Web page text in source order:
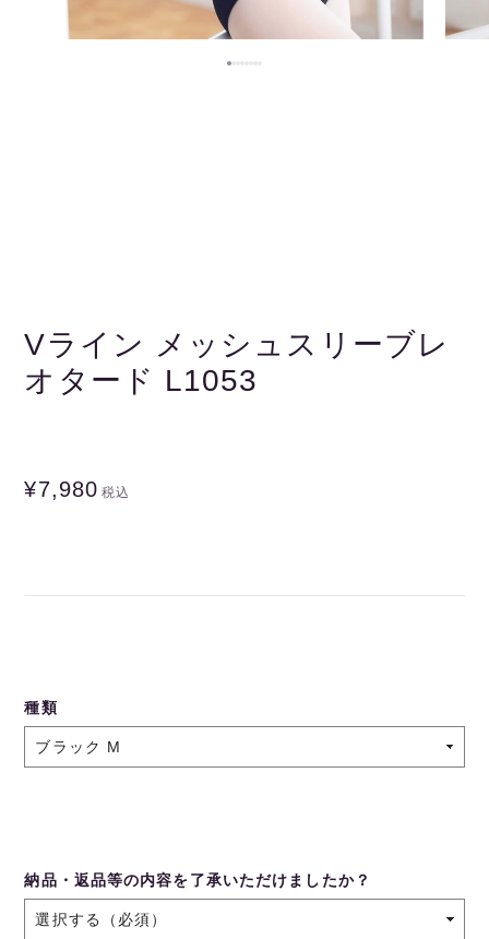
Vライン メッシュスリーブレ
オタード L1053
¥7,980 税込
種類
納品・返品等の内容を了承いただけましたか？